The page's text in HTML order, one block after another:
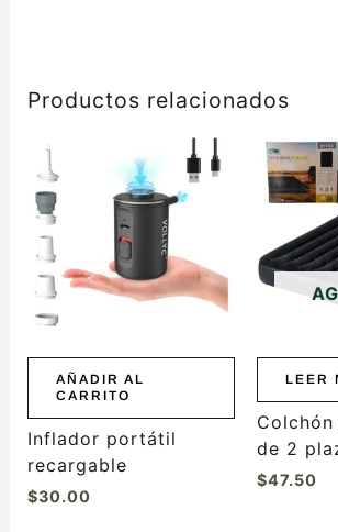
Productos relacionados
AÑADIR AL
CARRITO
Inflador portátil
recargable
$30.00
LEER
de 2
$47.50